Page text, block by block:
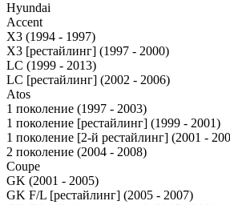
Hyundai
Accent
X3 (1994 - 1997)
X3 [рестайлинг] (1997 - 2000)
LC (1999 - 2013)
LC [рестайлинг] (2002 - 2006)
Atos
1 поколение (1997 - 2003)
1 поколение [рестайлинг] (1999 - 2001)
1 поколение [2-й рестайлинг] (2001 -
2 поколение (2004 - 2008)
Coupe
GK (2001 - 2005)
GK F/L [рестайлинг] (2005 - 2007)